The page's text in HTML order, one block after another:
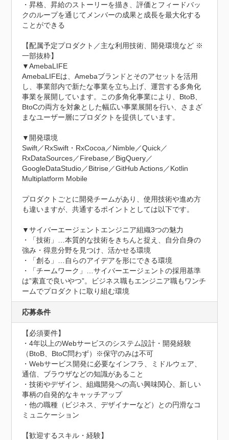
・昇格、昇給のストーリーを描き、評価とフィードバッ
クのループを通じてメンバーの成果と成長を最大化する
ことができる
【配属予定プロダクト／主な利用技術、開発環境など ※
一部抜粋】
▼AmebaLIFE
AmebaLIFEは、Amebaブランドとそのアセットを活用
し、事業部内で新たな事業を立ち上げ、運営する多角化
事業を展開しています。この多角化事業により、BtoB、
BtoCの両方を対象とした幅広い事業展開を行い、さまざ
まなユーザー層にプロダクトを提供しています。
▼開発環境
Swift／RxSwift・RxCocoa／Nimble／Quick／
RxDataSources／Firebase／BigQuery／
GoogleDataStudio／Bitrise／GitHub Actions／Kotlin
Multiplatform Mobile
プロダクトごとに開発チームがあり、使用技術や進め方
も違いますが、共通するポイントとしては以下です。
▼サイバーエージェントエンジニア組織3つの魅力
・「技術」…本質的な技術をきちんと捉え、自分自身の
強み・得意分野を見つけ、活かせる環境
・「創る」…自らのアイデアを形にできる環境
・「チームワーク」…サイバーエージェントの採用基準
は”素直で良いやつ”。ビジネス職もエンジニア職もワンチ
ームでプロダクトに取り組む環境
応募条件
【必須要件】
・4年以上のWebサービスのシステム設計・開発経験
（BtoB、BtoC問わず）※保守のみは不可
・Webサービス開発に必要なインフラ、ミドルウェア、
通信、ブラウザなどの知識があること
・技術やデザイン、組織開発への高い興味関心、新しい
事柄の自発的なキャッチアップ
・他の職種（ビジネス、デザイナーなど）との円滑なコ
ミュニケーション
【歓迎するスキル・経験】